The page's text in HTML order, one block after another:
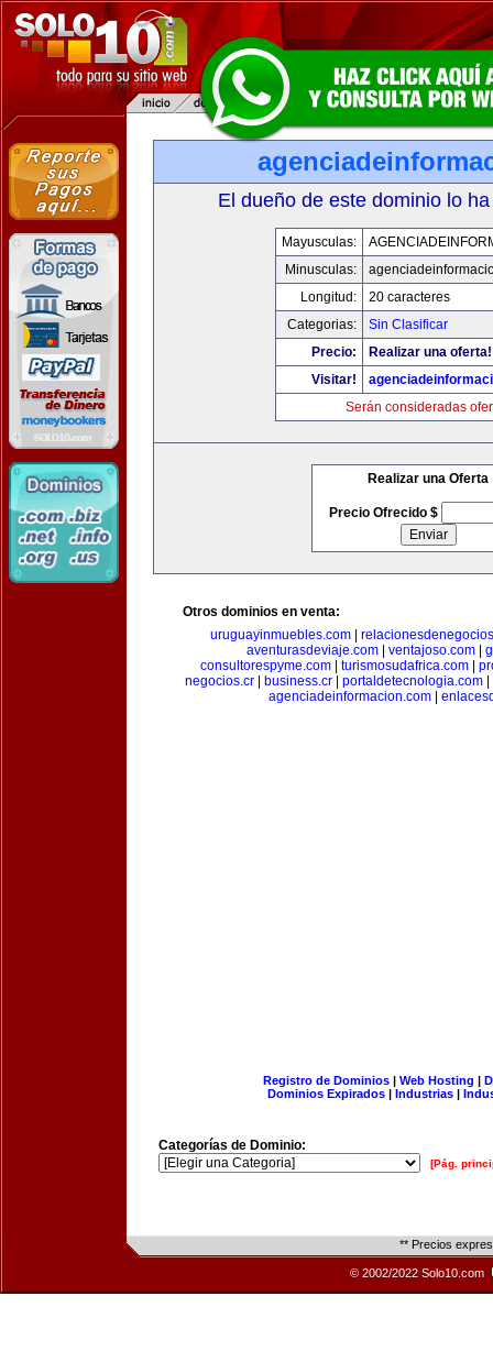
El dueño de este dominio lo
Mayusculas:
Minusculas:
Longitud:
20 caracteres
Categorias:
Sin Clasificar
Precio:
Realizar una oferta!
Visitar!
Serán consideradas
Realizar una Oferta
Precio Ofrecido $
Otros dominios en venta:
uruguayinmuebles.com|
aventurasdeviaje.com| ventajoso.com|
consultorespyme.com| turismosudafrica.com|
negocios.cr
business.cr portaldetecnologia.com
agenciadeinformacion.com
Registro de Dominios| Web Hosting |
Dominios Expirados | Industrias |
Categorías de Dominio:
[Pág.
** Precios
© 2002/2022 Solo10.com